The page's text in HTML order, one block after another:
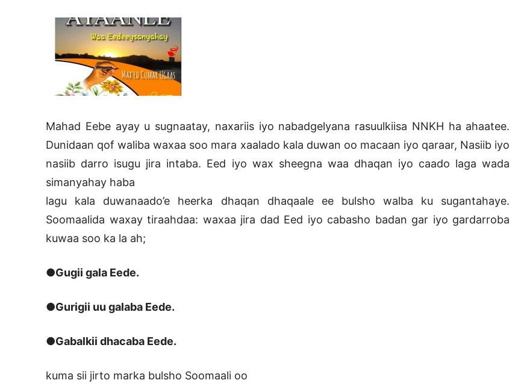
Mahad Eebe ayay u sugnaatay, naxariis iyo nabadgelyana rasuulkiisa NNKH ha ahaatee.
Dunidaan qof waliba waxaa soo mara xaalado kala duwan oo macaan iyo qaraar, Nasiib iyo
nasiib darro isugu jira intaba. Eed iyo wax sheegna waa dhaqan iyo caado laga wada
simanyahay haba
lagu kala duwanaado’e heerka dhaqan dhaqaale ee bulsho walba ku sugantahaye.
Soomaalida waxay tiraahdaa: waxaa jira dad Eed iyo cabasho badan gar iyo gardarroba
kuwaa soo ka la ah;
●Gugii gala Eede.
●Gurigii uu galaba Eede.
●Gabalkii dhacaba Eede.
kuma sii jirto marka bulsho Soomaali oo